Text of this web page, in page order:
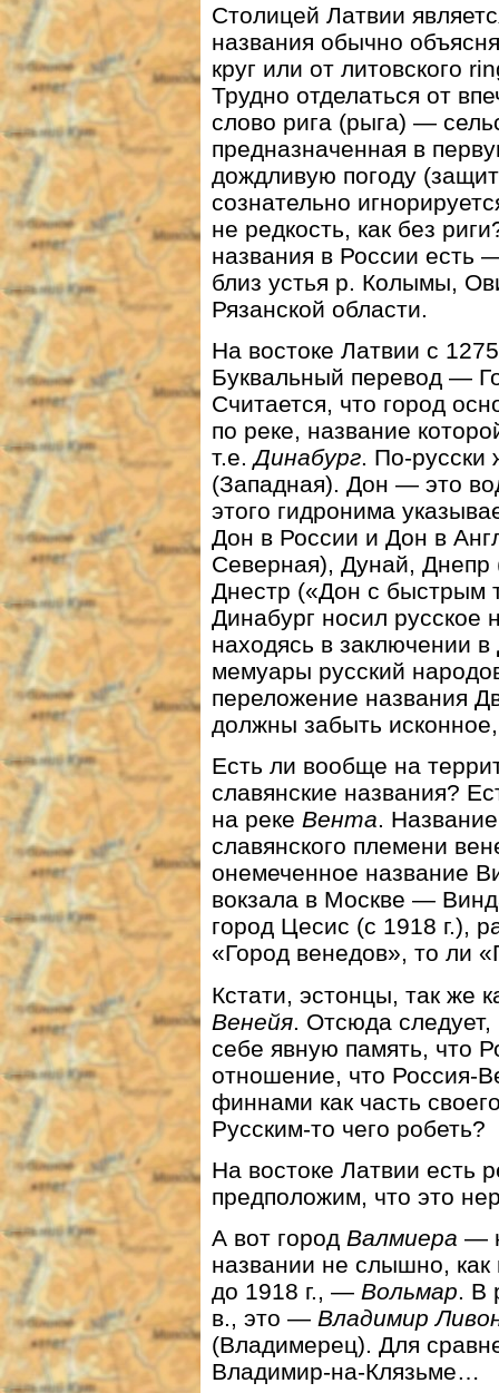
Столицей Латвии
названия обычно
круг или от литовского
Трудно отделаться от
слово рига (рыга) —
предназначенная в
дождливую погоду
сознательно
не редкость, как без
названия в России
близ устья р. Колымы,
Рязанской области.
На востоке Латвии с
Буквальный перевод —
Считается, что город
по реке, название
т.е.Динабург. По-русски
(Западная). Дон — это
этого гидронима
Дон в России и Дон в
Северная), Дунай,
Днестр («Дон с быстрым
Динабург носил русское
находясь в заключении
мемуары русский
переложение названия
должны забыть
Есть ли вообще на
славянские названия?
на реке Вента.
славянского племени
онемеченное название
вокзала в Москве —
город Цесис (с 1918 г.),
«Город венедов», то ли
Кстати, эстонцы, так же
Венейя. Отсюда
себе явную память, что
отношение, что Россия-
финнами как часть
Русским-то чего робеть?
На востоке Латвии есть
предположим, что это
А вот город Валмиера —
названии не слышно,
до 1918 г., — Вольмар. В
в., это — Владимир
(Владимерец). Для
Владимир-на-Клязьме…